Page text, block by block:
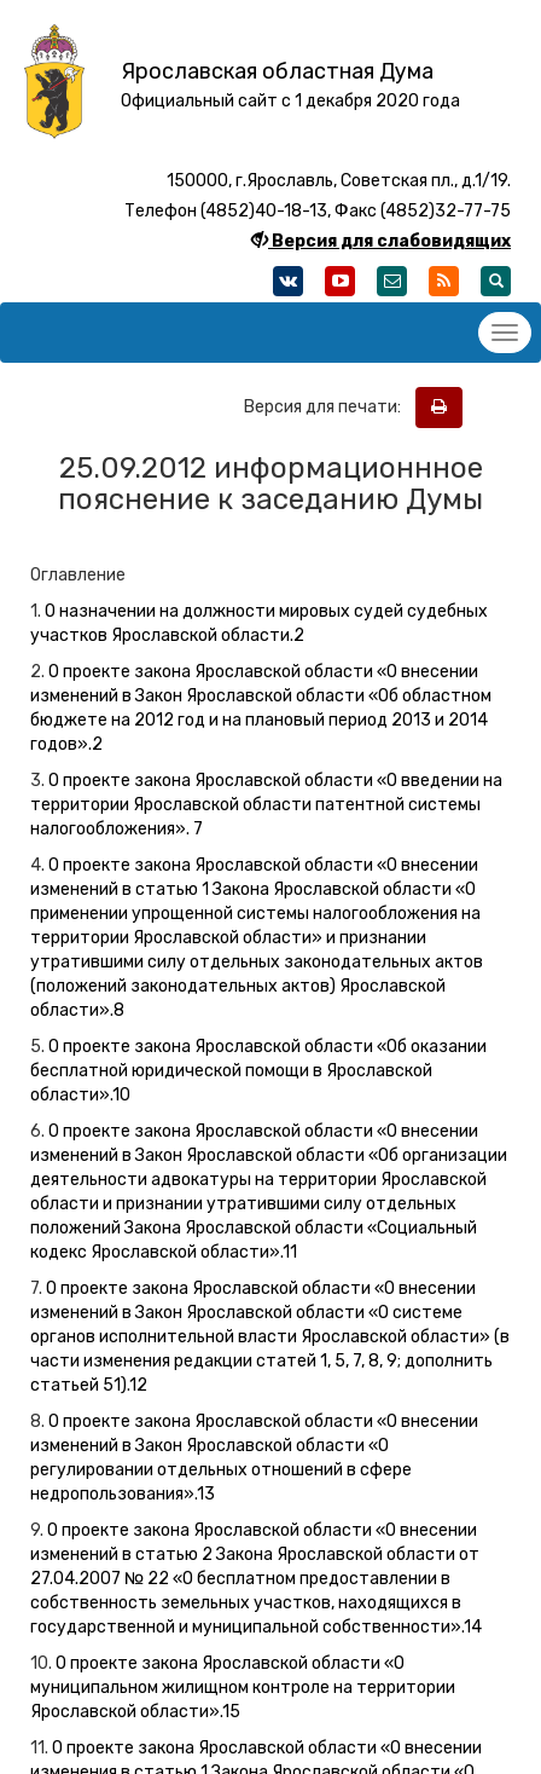
Ярославская областная Дума
Официальный сайт с 1 декабря 2020 года
150000, г.Ярославль, Советская пл., д.1/19.
Телефон (4852)40-18-13, Факс (4852)32-77-75
Версия для слабовидящих
Версия для печати:
25.09.2012 информационнное
пояснение к заседанию Думы
Оглавление
1. О назначении на должности мировых судей судебных
участков Ярославской области.2
2. О проекте закона Ярославской области «О внесении
изменений в Закон Ярославской области «Об областном
бюджете на 2012 год и на плановый период 2013 и 2014
годов».2
3. О проекте закона Ярославской области «О введении на
территории Ярославской области патентной системы
налогообложения». 7
4. О проекте закона Ярославской области «О внесении
изменений в статью 1 Закона Ярославской области «О
применении упрощенной системы налогообложения на
территории Ярославской области» и признании
утратившими силу отдельных законодательных актов
(положений законодательных актов) Ярославской
области».8
5. О проекте закона Ярославской области «Об оказании
бесплатной юридической помощи в Ярославской
области».10
6. О проекте закона Ярославской области «О внесении
изменений в Закон Ярославской области «Об организации
деятельности адвокатуры на территории Ярославской
области и признании утратившими силу отдельных
положений Закона Ярославской области «Социальный
кодекс Ярославской области».11
7. О проекте закона Ярославской области «О внесении
изменений в Закон Ярославской области «О системе
органов исполнительной власти Ярославской области» (в
части изменения редакции статей 1, 5, 7, 8, 9; дополнить
статьей 51).12
8. О проекте закона Ярославской области «О внесении
изменений в Закон Ярославской области «О
регулировании отдельных отношений в сфере
недропользования».13
9. О проекте закона Ярославской области «О внесении
изменений в статью 2 Закона Ярославской области от
27.04.2007 № 22 «О бесплатном предоставлении в
собственность земельных участков, находящихся в
государственной и муниципальной собственности».14
10. О проекте закона Ярославской области «О
муниципальном жилищном контроле на территории
Ярославской области».15
11. О проекте закона Ярославской области «О внесении